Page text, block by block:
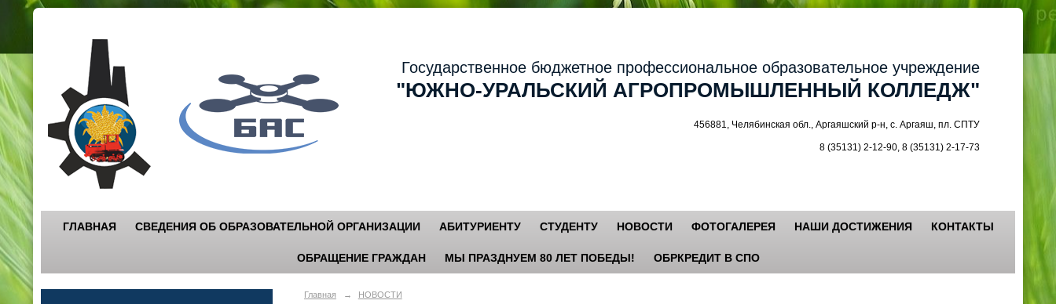
Государственное бюджетное профессиональное образовательное учреждение
"ЮЖНО-УРАЛЬСКИЙ АГРОПРОМЫШЛЕННЫЙ КОЛЛЕДЖ"
456881, Челябинская обл., Аргаяшский р-н, с. Аргаяш, пл. СПТУ
8 (35131) 2-12-90, 8 (35131) 2-17-73
ГЛАВНАЯ СВЕДЕНИЯ ОБ ОБРАЗОВАТЕЛЬНОЙ ОРГАНИЗАЦИИ АБИТУРИЕНТУ СТУДЕНТУ НОВОСТИ ФОТОГАЛЕРЕЯ НАШИ ДОСТИЖЕНИЯ КОНТАКТЫ
ОБРАЩЕНИЕ ГРАЖДАН МЫ ПРАЗДНУЕМ 80 ЛЕТ ПОБЕДЫ! ОБРКРЕДИТ В СПО
Главная → НОВОСТИ